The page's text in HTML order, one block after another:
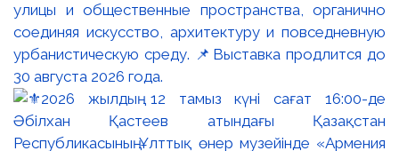
улицы и общественные пространства, органично
соединяя искусство, архитектуру и повседневную
урбанистическую среду. 📌Выставка продлится до
30 августа 2026 года.